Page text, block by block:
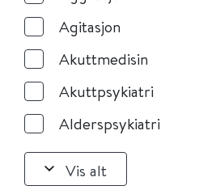
Agitasjon
Akuttmedisin
Akuttpsykiatri
Alderspsykiatri
Vis alt